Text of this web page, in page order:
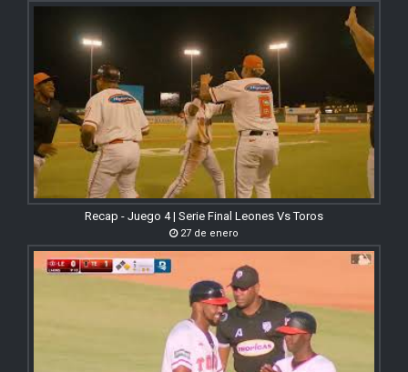
Recap - Juego 4 | Serie Final Leones Vs Toros
27 de enero